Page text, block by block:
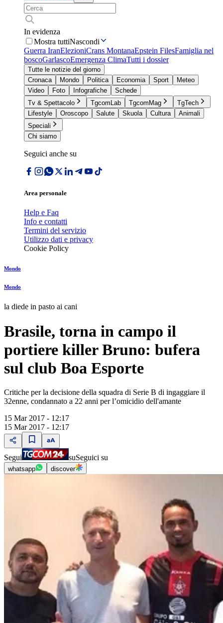
In evidenza
Mostra tuttiNascondi
Guerra IranElezioniCrans MontanaEpstein FilesFamiglia nel
boscoGarlascoEmergenza ClimaTutti i dossier
Tutte le notizie del giorno
Cronaca
Mondo Politica Economia Sport
Meteo
Video
Foto Infografiche
Schede
Tv & Spettacolo
TgcomLab TgcomMag
TgTech
Lifestyle
Oroscopo Salute Skuola Cultura
Animali
Speciali
Chi siamo
Seguici anche su
Area personale
Help e Faq
Info e contatti
Termini del servizio
Utilizzo dati e privacy
Cookie Policy
Mondo
Mondo
la diede in pasto ai cani
Brasile, torna in campo il
portiere killer Bruno: bufera
sul club Boa Esporte
Critiche per la decisione della squadra di Serie B di ingaggiare il
32enne, condannato a 22 anni per l’omicidio dell'amante
15 Mar 2017 - 12:17
15 Mar 2017 - 12:17
Segui suSeguici su
whatsapp discover